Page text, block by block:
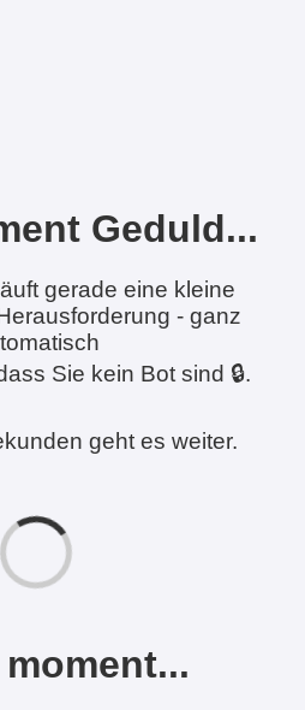
Geduld...
gerade eine kleine
- ganz
Sie kein Bot sind 🔒.
geht es weiter.